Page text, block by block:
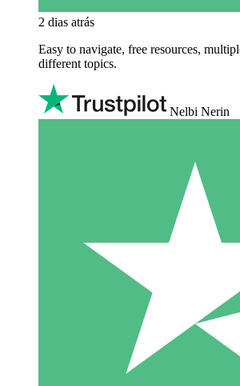
2 dias atrás
Easy to navigate, free resources,
different topics.
Nelbi Nerin